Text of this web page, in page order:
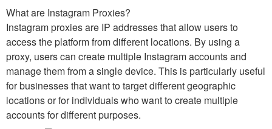
What are Instagram Proxies?
Instagram proxies are IP addresses that allow users to
access the platform from different locations. By using a
proxy, users can create multiple Instagram accounts and
manage them from a single device. This is particularly useful
for businesses that want to target different geographic
locations or for individuals who want to create multiple
accounts for different purposes.